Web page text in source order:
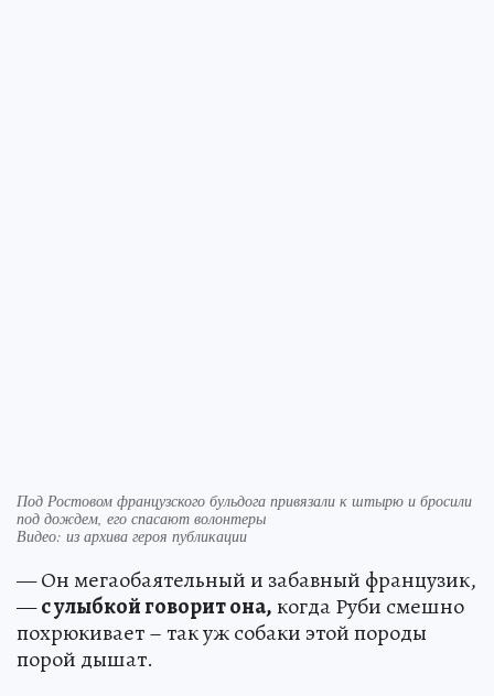
Под Ростовом французского бульдога привязали к штырю и бросили
под дождем, его спасают волонтеры
Видео: из архива героя публикации
— Он мегаобаятельный и забавный французик,
—с улыбкой говорит она,когда Руби смешно
похрюкивает – так уж собаки этой породы
порой дышат.